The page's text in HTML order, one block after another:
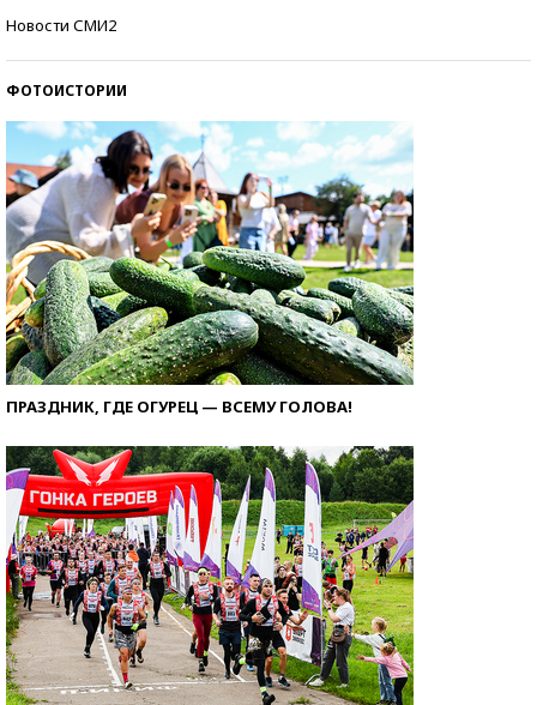
Новости СМИ2
ФОТОИСТОРИИ
ПРАЗДНИК, ГДЕ ОГУРЕЦ — ВСЕМУ ГОЛОВА!